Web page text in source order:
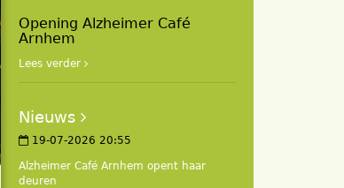
Opening Alzheimer Café
Arnhem
Lees verder
Nieuws
19-07-2026 20:55
Alzheimer Café Arnhem opent haar
deuren